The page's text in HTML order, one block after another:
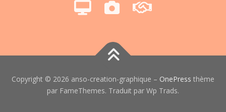
Copyright © 2026 anso-creation-graphique – OnePress thème
par FameThemes. Traduit par Wp Trads.